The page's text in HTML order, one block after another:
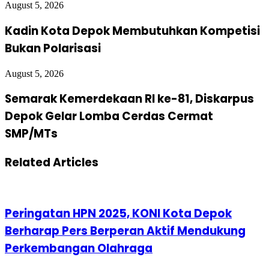
August 5, 2026
Kadin Kota Depok Membutuhkan Kompetisi
Bukan Polarisasi
August 5, 2026
Semarak Kemerdekaan RI ke-81, Diskarpus
Depok Gelar Lomba Cerdas Cermat
SMP/MTs
Related Articles
Peringatan HPN 2025, KONI Kota Depok
Berharap Pers Berperan Aktif Mendukung
Perkembangan Olahraga